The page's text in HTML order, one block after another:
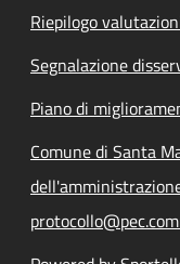
Riepilogo
Segnalazione
Piano di
Comune di Santa